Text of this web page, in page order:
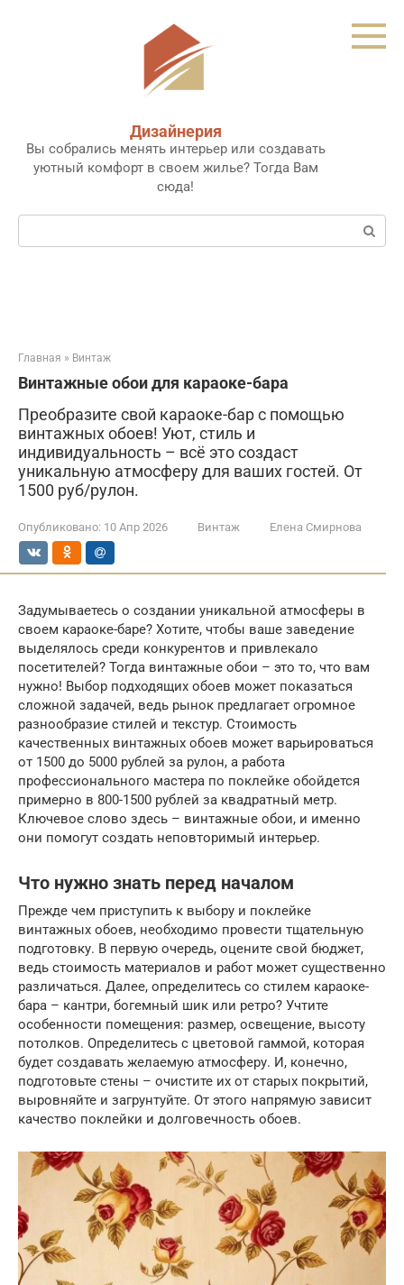
Дизайнерия
Вы собрались менять интерьер или создавать
уютный комфорт в своем жилье? Тогда Вам
сюда!
Поиск:
Главная » Винтаж
Винтажные обои для караоке-бара
Преобразите свой караоке-бар с помощью
винтажных обоев! Уют, стиль и
индивидуальность – всё это создаст
уникальную атмосферу для ваших гостей. От
1500 руб/рулон.
Опубликовано: 10 Апр 2026 Винтаж Елена Смирнова
Задумываетесь о создании уникальной атмосферы в
своем караоке-баре? Хотите, чтобы ваше заведение
выделялось среди конкурентов и привлекало
посетителей? Тогда винтажные обои – это то, что вам
нужно! Выбор подходящих обоев может показаться
сложной задачей, ведь рынок предлагает огромное
разнообразие стилей и текстур. Стоимость
качественных винтажных обоев может варьироваться
от 1500 до 5000 рублей за рулон, а работа
профессионального мастера по поклейке обойдется
примерно в 800-1500 рублей за квадратный метр.
Ключевое слово здесь – винтажные обои, и именно
они помогут создать неповторимый интерьер.
Что нужно знать перед началом
Прежде чем приступить к выбору и поклейке
винтажных обоев, необходимо провести тщательную
подготовку. В первую очередь, оцените свой бюджет,
ведь стоимость материалов и работ может существенно
различаться. Далее, определитесь со стилем караоке-
бара – кантри, богемный шик или ретро? Учтите
особенности помещения: размер, освещение, высоту
потолков. Определитесь с цветовой гаммой, которая
будет создавать желаемую атмосферу. И, конечно,
подготовьте стены – очистите их от старых покрытий,
выровняйте и загрунтуйте. От этого напрямую зависит
качество поклейки и долговечность обоев.